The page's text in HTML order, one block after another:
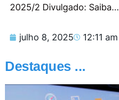
2025/2 Divulgado: Saiba...
julho 8, 2025 12:11 am
Destaques ...